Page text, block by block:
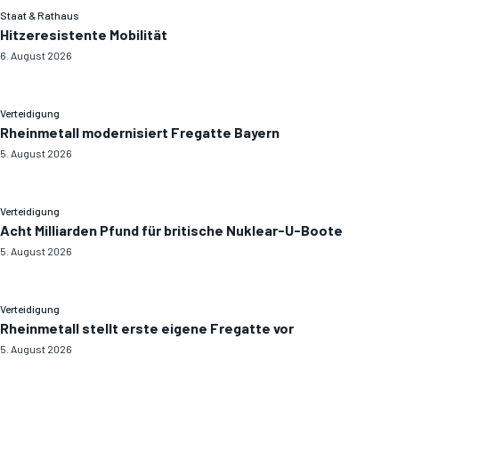
Staat & Rathaus
Hitzeresistente Mobilität
6. August 2026
Verteidigung
Rheinmetall modernisiert Fregatte Bayern
5. August 2026
Verteidigung
Acht Milliarden Pfund für britische Nuklear-U-Boote
5. August 2026
Verteidigung
Rheinmetall stellt erste eigene Fregatte vor
5. August 2026